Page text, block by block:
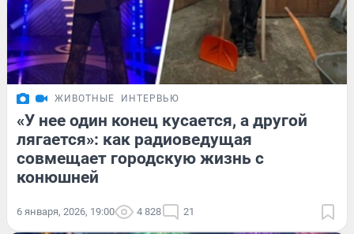
ЖИВОТНЫЕ ИНТЕРВЬЮ
«У нее один конец кусается, а другой
лягается»: как радиоведущая
совмещает городскую жизнь с
конюшней
6 января, 2026, 19:00 4 828 21